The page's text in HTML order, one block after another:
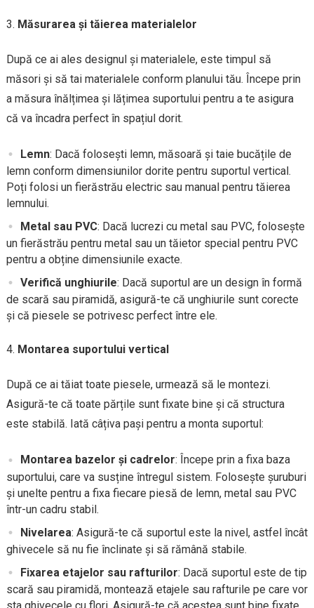
Măsurarea și tăierea materialelor
După ce ai ales designul și materialele, este timpul să
măsori și să tai materialele conform planului tău. Începe prin
a măsura înălțimea și lățimea suportului pentru a te asigura
că va încadra perfect în spațiul dorit.
Lemn: Dacă folosești lemn, măsoară și taie bucățile de
lemn conform dimensiunilor dorite pentru suportul vertical.
Poți folosi un fierăstrău electric sau manual pentru tăierea
lemnului.
Metal sau PVC: Dacă lucrezi cu metal sau PVC, folosește
un fierăstrău pentru metal sau un tăietor special pentru PVC
pentru a obține dimensiunile exacte.
Verifică unghiurile: Dacă suportul are un design în formă
de scară sau piramidă, asigură-te că unghiurile sunt corecte
și că piesele se potrivesc perfect între ele.
Montarea suportului vertical
După ce ai tăiat toate piesele, urmează să le montezi.
Asigură-te că toate părțile sunt fixate bine și că structura
este stabilă. Iată câțiva pași pentru a monta suportul:
Montarea bazelor și cadrelor: Începe prin a fixa baza
suportului, care va susține întregul sistem. Folosește șuruburi
și unelte pentru a fixa fiecare piesă de lemn, metal sau PVC
într-un cadru stabil.
Nivelarea: Asigură-te că suportul este la nivel, astfel încât
ghivecele să nu fie înclinate și să rămână stabile.
Fixarea etajelor sau rafturilor: Dacă suportul este de tip
scară sau piramidă, montează etajele sau rafturile pe care vor